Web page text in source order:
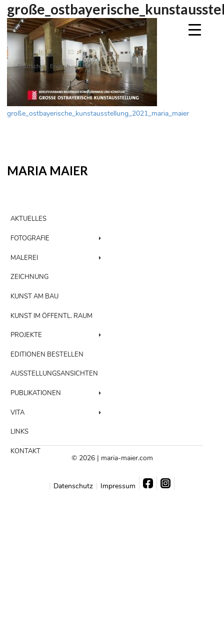
Deutsch English
Beitragsnavigation
große_ostbayerische_kunstausstellung_2021_maria_maier
MARIA MAIER
AKTUELLES
FOTOGRAFIE
MALEREI
ZEICHNUNG
KUNST AM BAU
KUNST IM ÖFFENTL. RAUM
PROJEKTE
EDITIONEN BESTELLEN
AUSSTELLUNGSANSICHTEN
PUBLIKATIONEN
VITA
LINKS
KONTAKT
© 2026 | maria-maier.com
Datenschutz Impressum